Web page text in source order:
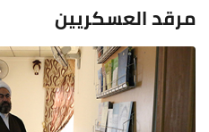
مرقد العسكريين